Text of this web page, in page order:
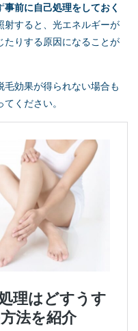
事前に自己処理をしておく
射すると、光エネルギーが
たりする原因になることが
毛効果が得られない場合も
ください。